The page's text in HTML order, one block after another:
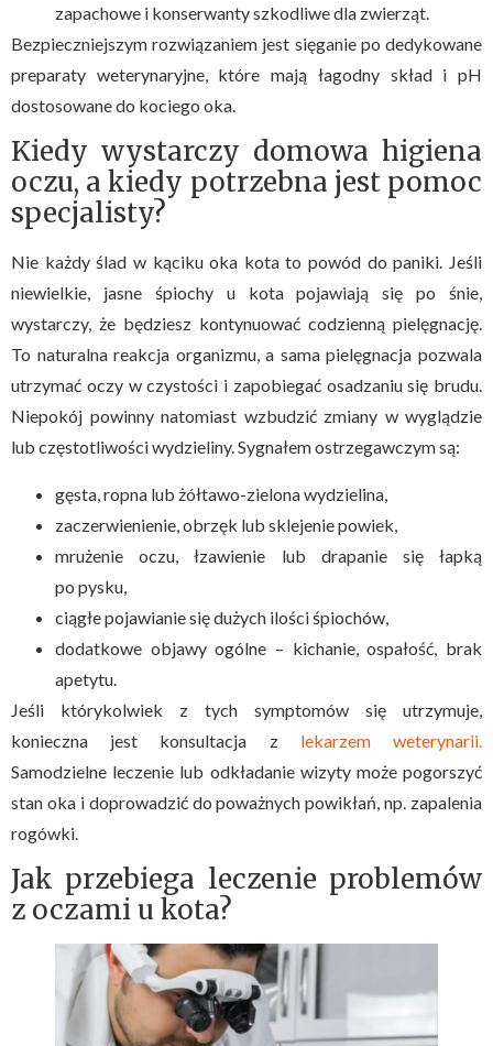
zapachowe i konserwanty szkodliwe dla zwierząt.
Bezpieczniejszym rozwiązaniem jest sięganie po dedykowane
preparaty weterynaryjne, które mają łagodny skład i pH
dostosowane do kociego oka.
Kiedy wystarczy domowa higiena
oczu, a kiedy potrzebna jest pomoc
specjalisty?
Nie każdy ślad w kąciku oka kota to powód do paniki. Jeśli
niewielkie, jasne śpiochy u kota pojawiają się po śnie,
wystarczy, że będziesz kontynuować codzienną pielęgnację.
To naturalna reakcja organizmu, a sama pielęgnacja pozwala
utrzymać oczy w czystości i zapobiegać osadzaniu się brudu.
Niepokój powinny natomiast wzbudzić zmiany w wyglądzie
lub częstotliwości wydzieliny. Sygnałem ostrzegawczym są:
gęsta, ropna lub żółtawo-zielona wydzielina,
zaczerwienienie, obrzęk lub sklejenie powiek,
mrużenie oczu, łzawienie lub drapanie się łapką
po pysku,
ciągłe pojawianie się dużych ilości śpiochów,
dodatkowe objawy ogólne – kichanie, ospałość, brak
apetytu.
Jeśli którykolwiek z tych symptomów się utrzymuje,
konieczna jest konsultacja z lekarzem weterynarii.
Samodzielne leczenie lub odkładanie wizyty może pogorszyć
stan oka i doprowadzić do poważnych powikłań, np. zapalenia
rogówki.
Jak przebiega leczenie problemów
z oczami u kota?